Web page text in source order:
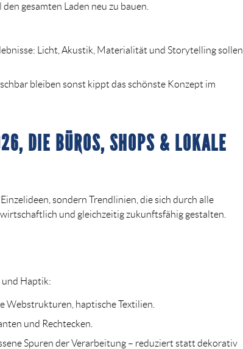
gesamten Laden neu zu bauen.
Licht, Akustik, Materialität und Storytelling sollen
bleiben sonst kippt das schönste Konzept im
DIE BÜROS, SHOPS & LOKALE
sondern Trendlinien , die sich durch alle
und gleichzeitig zukunftsfähig gestalten.
Haptik:
Webstrukturen, haptische Textilien.
und Rechtecken.
Spuren der Verarbeitung – reduziert statt dekorativ